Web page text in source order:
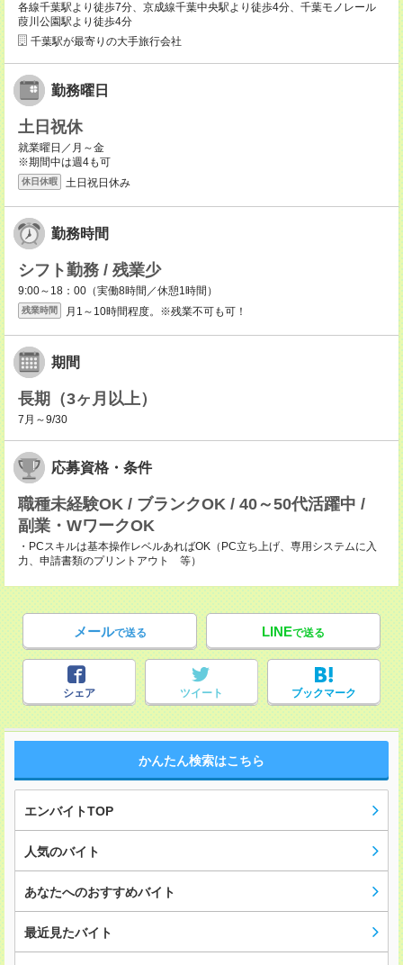
各線千葉駅より徒歩7分、京成線千葉中央駅より徒歩4分、千葉モノレール
葭川公園駅より徒歩4分
千葉駅が最寄りの大手旅行会社
勤務曜日
土日祝休
就業曜日／月～金
※期間中は週4も可
休日休暇 土日祝日休み
勤務時間
シフト勤務 / 残業少
9:00～18：00（実働8時間／休憩1時間）
残業時間 月1～10時間程度。※残業不可も可！
期間
長期（3ヶ月以上）
7月～9/30
応募資格・条件
職種未経験OK / ブランクOK / 40～50代活躍中 /
副業・WワークOK
・PCスキルは基本操作レベルあればOK（PC立ち上げ、専用システムに入
力、申請書類のプリントアウト 等）
メールで送る LINEで送る
シェア ツイート ブックマーク
かんたん検索はこちら
エンバイトTOP
人気のバイト
あなたへのおすすめバイト
最近見たバイト